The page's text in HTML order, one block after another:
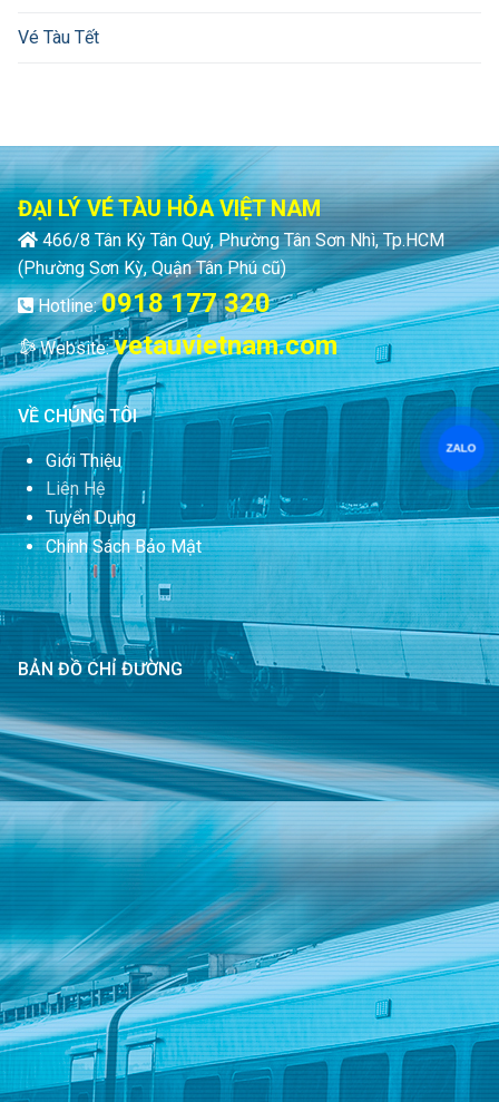
Vé Tàu Tết
ĐẠI LÝ VÉ TÀU HỎA VIỆT NAM
466/8 Tân Kỳ Tân Quý, Phường Tân Sơn Nhì, Tp.HCM
(Phường Sơn Kỳ, Quận Tân Phú cũ)
Hotline:0918 177 320
Website:vetauvietnam.com
VỀ CHÚNG TÔI
Giới Thiệu
Liên Hệ
Tuyển Dụng
Chính Sách Bảo Mật
BẢN ĐỒ CHỈ ĐƯỜNG
ZALO